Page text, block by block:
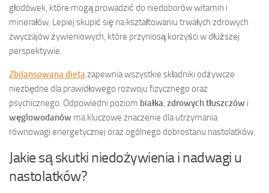
głodówek, które mogą prowadzić do niedoborów witamin i
minerałów. Lepiej skupić się na kształtowaniu trwałych zdrowych
zwyczajów żywieniowych, które przyniosą korzyści w dłuższej
perspektywie.
Zbilansowana dieta zapewnia wszystkie składniki odżywcze
niezbędne dla prawidłowego rozwoju fizycznego oraz
psychicznego. Odpowiedni poziom białka zdrowych tłuszczów i
węglowodanów ma kluczowe znaczenie dla utrzymania
równowagi energetycznej oraz ogólnego dobrostanu nastolatków.
Jakie są skutki niedożywienia i nadwagi u
nastolatków?